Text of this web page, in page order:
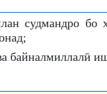
судмандро
байналмиллалӣ